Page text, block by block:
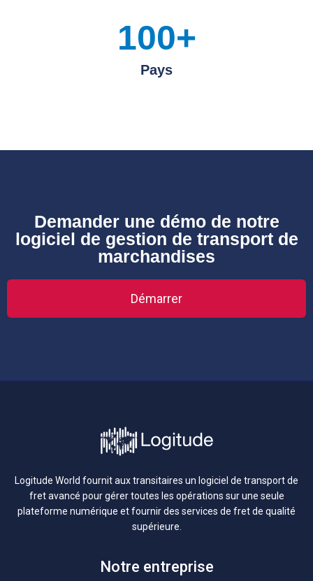
100+
Pays
Demander une démo de notre
logiciel de gestion de transport de
marchandises
Démarrer
Logitude World fournit aux transitaires un logiciel de transport de
fret avancé pour gérer toutes les opérations sur une seule
plateforme numérique et fournir des services de fret de qualité
supérieure.
Notre entreprise